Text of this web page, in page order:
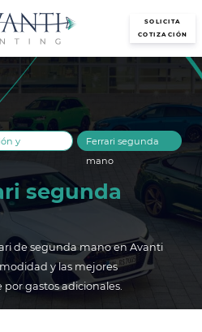
SOLICITA
COTIZACIÓN
y
Ferrari segunda
mano
segunda
de segunda mano en Avanti
y las mejores
gastos adicionales.